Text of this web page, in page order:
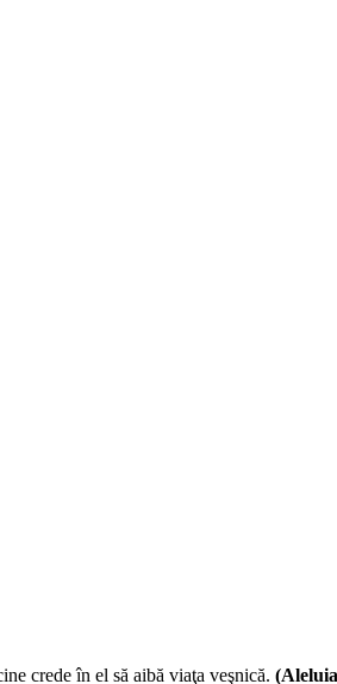
crede în el să aibă viaţa veşnică.